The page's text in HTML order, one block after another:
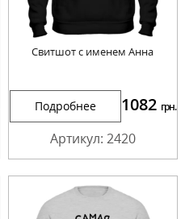
Свитшот с именем Анна
Подробнее 1082 грн.
Артикул: 2420